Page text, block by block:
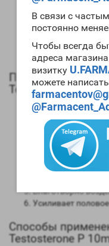
В связи с
постоянно
Чтобы всегда
адреса
визитку
можете
Степень нагрузки
Форма выпуска –
Длительность
Время
помощью допинг
Положительные
Testosterone P
Ускоряет
тканей;
Ускоряет
структур;
Придает
Способствует
Благотворно
Усиливает
Способы
Testosterone P